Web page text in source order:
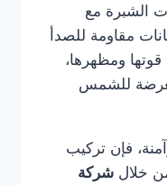
الشبرة مع
مقاومة للصدأ
ومظهرها،
للشمس
فإن تركيب
خلال شركة